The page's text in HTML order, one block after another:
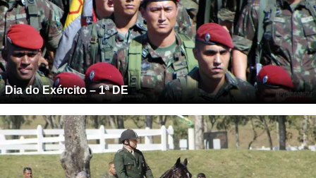
Dia do Exército – 1ª DE